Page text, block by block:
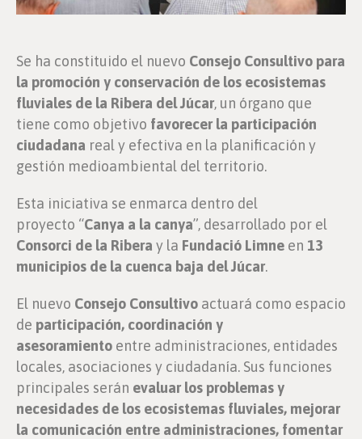
Se ha constituido el nuevo Consejo Consultivo para
la promoción y conservación de los ecosistemas
fluviales de la Ribera del Júcar, un órgano que
tiene como objetivo favorecer la participación
ciudadana real y efectiva en la planificación y
gestión medioambiental del territorio.
Esta iniciativa se enmarca dentro del
proyecto “Canya a la canya”, desarrollado por el
Consorci de la Ribera y la Fundació Limne en 13
municipios de la cuenca baja del Júcar.
El nuevo Consejo Consultivo actuará como espacio
de participación, coordinación y
asesoramiento entre administraciones, entidades
locales, asociaciones y ciudadanía. Sus funciones
principales serán evaluar los problemas y
necesidades de los ecosistemas fluviales, mejorar
la comunicación entre administraciones, fomentar